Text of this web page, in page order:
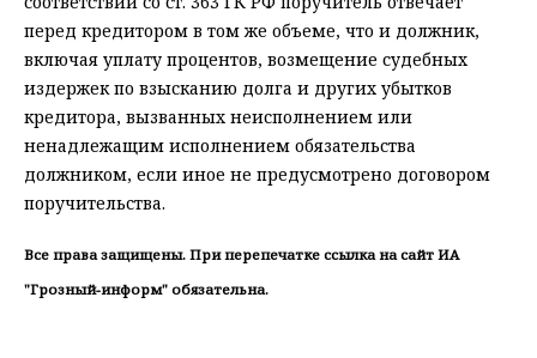
перед кредитором в том же объеме, что и должник,
включая уплату процентов, возмещение судебных
издержек по взысканию долга и других убытков
кредитора, вызванных неисполнением или
ненадлежащим исполнением обязательства
должником, если иное не предусмотрено договором
поручительства.
Все права защищены. При перепечатке ссылка на сайт ИА
"Грозный-информ" обязательна.